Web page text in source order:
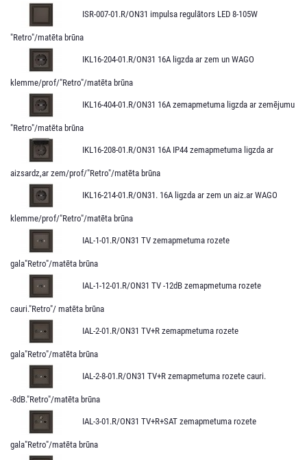
ISR-007-01.R/ON31 impulsa regulātors LED 8-105W
"Retro"/matēta brūna
IKL16-204-01.R/ON31 16A ligzda ar zem un WAGO
klemme/prof/"Retro"/matēta brūna
IKL16-404-01.R/ON31 16A zemapmetuma ligzda ar zemējumu
"Retro"/matēta brūna
IKL16-208-01.R/ON31 16A IP44 zemapmetuma ligzda ar
aizsardz,ar zem/prof/"Retro"/matēta brūna
IKL16-214-01.R/ON31. 16A ligzda ar zem un aiz.ar WAGO
klemme/prof/"Retro"/matēta brūna
IAL-1-01.R/ON31 TV zemapmetuma rozete
gala"Retro"/matēta brūna
IAL-1-12-01.R/ON31 TV -12dB zemapmetuma rozete
cauri."Retro"/ matēta brūna
IAL-2-01.R/ON31 TV+R zemapmetuma rozete
gala"Retro"/matēta brūna
IAL-2-8-01.R/ON31 TV+R zemapmetuma rozete cauri.
-8dB."Retro"/matēta brūna
IAL-3-01.R/ON31 TV+R+SAT zemapmetuma rozete
gala"Retro"/matēta brūna